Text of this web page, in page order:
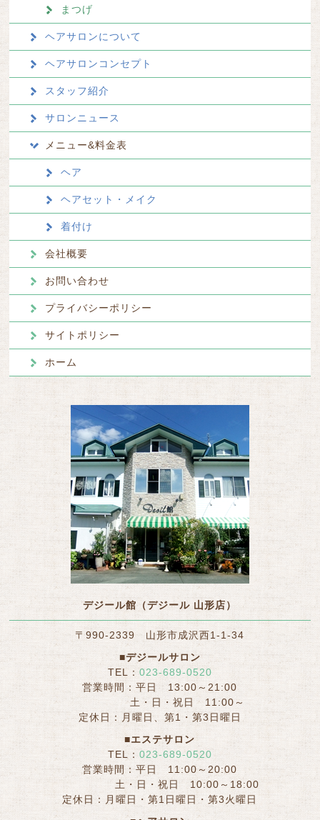
まつげ
ヘアサロンについて
ヘアサロンコンセプト
スタッフ紹介
サロンニュース
メニュー&料金表
ヘア
ヘアセット・メイク
着付け
会社概要
お問い合わせ
プライバシーポリシー
サイトポリシー
ホーム
デジール館（デジール 山形店）
〒990-2339 山形市成沢西1-1-34
■デジールサロン
TEL：023-689-0520
営業時間：平日 13:00～21:00
土・日・祝日 11:00～
定休日：月曜日、第1・第3日曜日
■エステサロン
TEL： 023-689-0520
営業時間：平日 11:00～20:00
土・日・祝日 10:00～18:00
定休日：月曜日・第1日曜日・第3火曜日